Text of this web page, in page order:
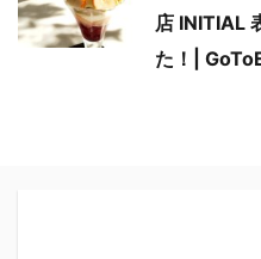
店 INITIAL
た！|